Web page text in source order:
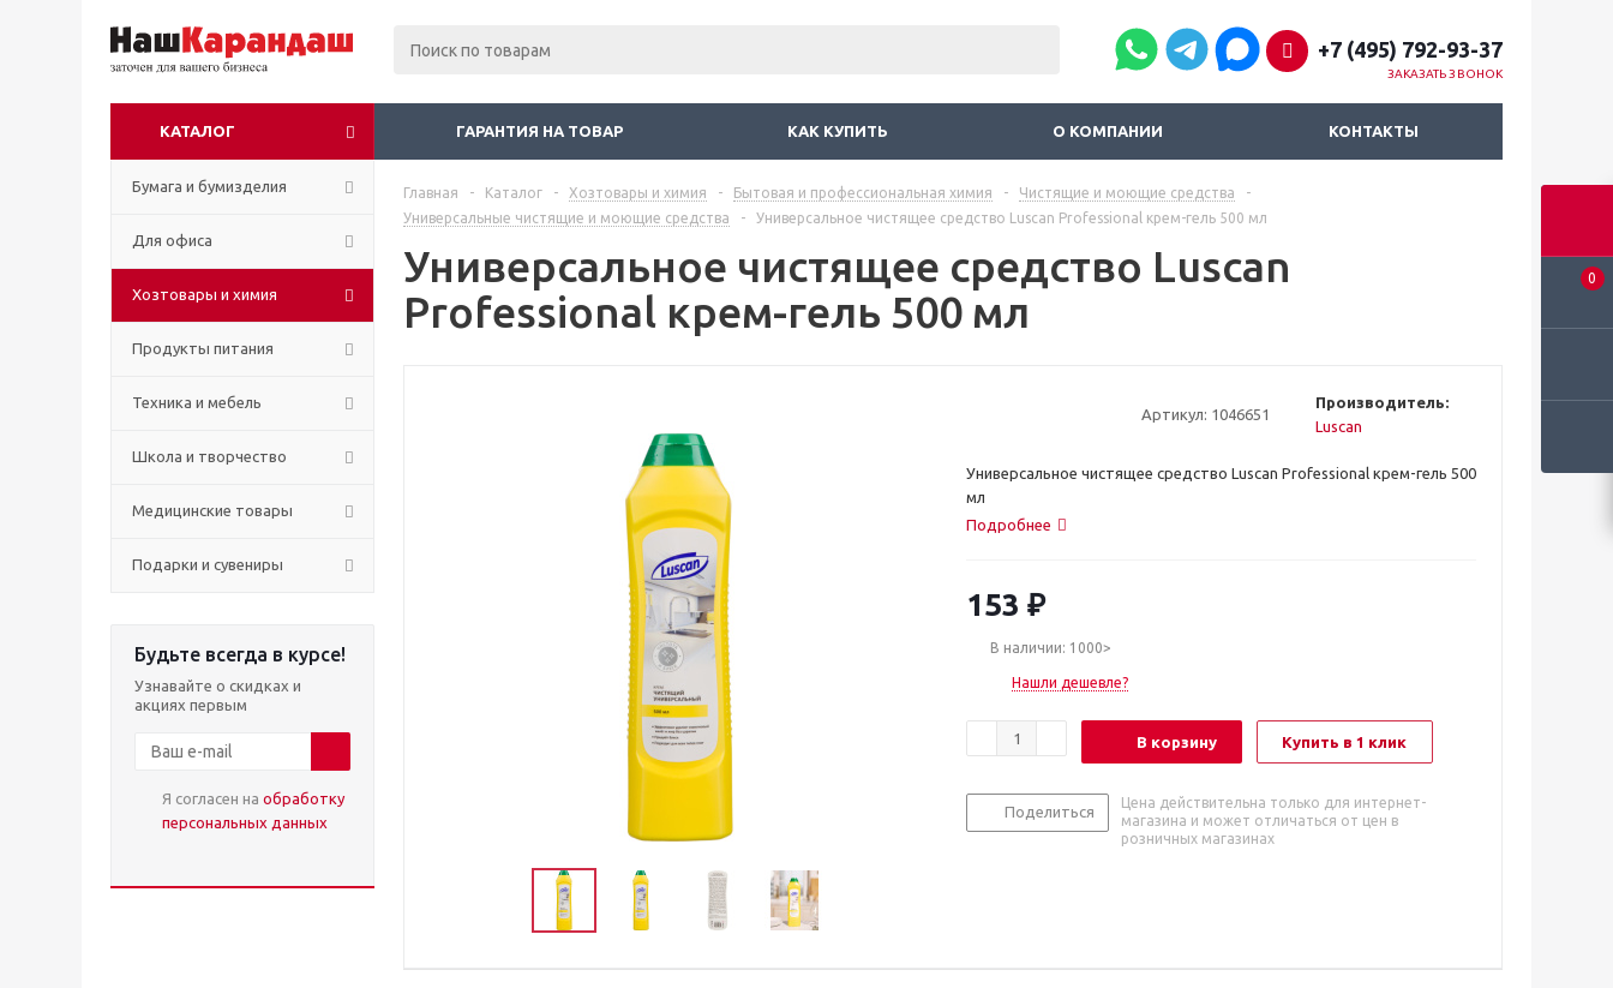
0
+7 (495) 792-93-37
ЗАКАЗАТЬ ЗВОНОК
КАТАЛОГ ГАРАНТИЯ НА ТОВАР КАК КУПИТЬ О КОМПАНИИ КОНТАКТЫ
Бумага и бумизделия
Для офиса
Хозтовары и химия
Продукты питания
Техника и мебель
Школа и творчество
Медицинские товары
Подарки и сувениры
Будьте всегда в курсе!
Узнавайте о скидках и
акциях первым
Я согласен на обработку
персональных данных
Главная - Каталог - Хозтовары и химия - Бытовая и профессиональная химия - Чистящие и моющие средства
-
Универсальные чистящие и моющие средства
- Универсальное чистящее средство Luscan Professional крем-гель 500 мл
Универсальное чистящее средство Luscan
Professional крем-гель 500 мл
Артикул: 1046651
Производитель:
Luscan
Универсальное чистящее средство Luscan Professional крем-гель 500
мл
Подробнее
153 ₽
В наличии: 1000>
Нашли дешевле?
В корзину Купить в 1 клик
Поделиться
Цена действительна только для интернет-
магазина и может отличаться от цен в
розничных магазинах